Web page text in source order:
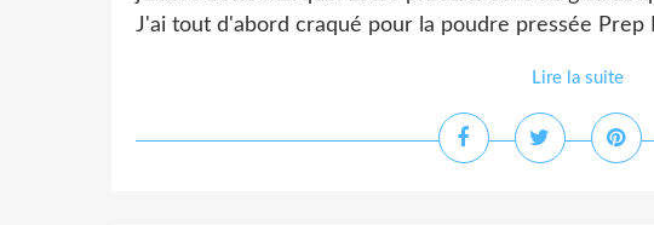
J'ai tout d'abord craqué pour la poudre pressée Prep
Lire la suite